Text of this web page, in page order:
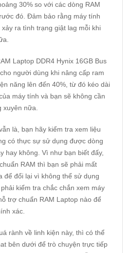
30% so với các dòng RAM
đó. Đảm bảo rằng máy tính
ra tình trạng giật lag mỗi khi
Laptop DDR4 Hynix 16GB Bus
người dùng khi nâng cấp ram
năng lên đến 40%, từ đó kéo dài
máy tính và bạn sẽ không cần
nữa.
là, bạn hãy kiểm tra xem liệu
có thực sự sử dụng được dòng
hay không. Vì như bạn biết đấy,
RAM thì bạn sẽ phải mất
để đổi lại vì không thể sử dụng
kiểm tra chắc chắn xem máy
trợ chuẩn RAM Laptop nào để
xác.
rành về linh kiện này, thì có thể
bên dưới để trò chuyện trực tiếp